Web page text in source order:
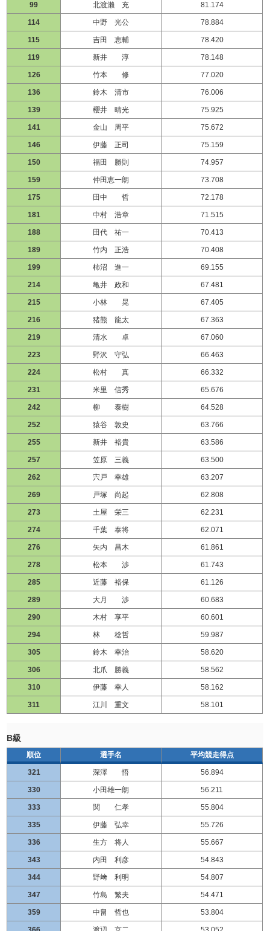
99 北渡瀨 充 81.174
114 中野 光公 78.884
115 吉田 恵輔 78.420
119 新井 淳 78.148
126 竹本 修 77.020
136 鈴木 清市 76.006
139 櫻井 晴光 75.925
141 金山 周平 75.672
146 伊藤 正司 75.159
150 福田 勝則 74.957
159 仲田恵一朗 73.708
175 田中 哲 72.178
181 中村 浩章 71.515
188 田代 祐一 70.413
189 竹内 正浩 70.408
199 柿沼 進一 69.155
214 亀井 政和 67.481
215 小林 晃 67.405
216 猪熊 龍太 67.363
219 清水 卓 67.060
223 野沢 守弘 66.463
224 松村 真 66.332
231 米里 信秀 65.676
242 柳 泰樹 64.528
252 猿谷 敦史 63.766
255 新井 裕貴 63.586
257 笠原 三義 63.500
262 宍戸 幸雄 63.207
269 戸塚 尚起 62.808
273 土屋 栄三 62.231
274 千葉 泰将 62.071
276 矢内 昌木 61.861
278 松本 渉 61.743
285 近藤 裕保 61.126
289 大月 渉 60.683
290 木村 享平 60.601
294 林 稔哲 59.987
305 鈴木 幸治 58.620
306 北爪 勝義 58.562
310 伊藤 幸人 58.162
311 江川 重文 58.101
B級
順位 選手名 平均競走得点
321 深澤 悟 56.894
330 小田雄一朗 56.211
333 関 仁孝 55.804
335 伊藤 弘幸 55.726
336 生方 将人 55.667
343 内田 利彦 54.843
344 野﨑 利明 54.807
347 竹島 繁夫 54.471
359 中畠 哲也 53.804